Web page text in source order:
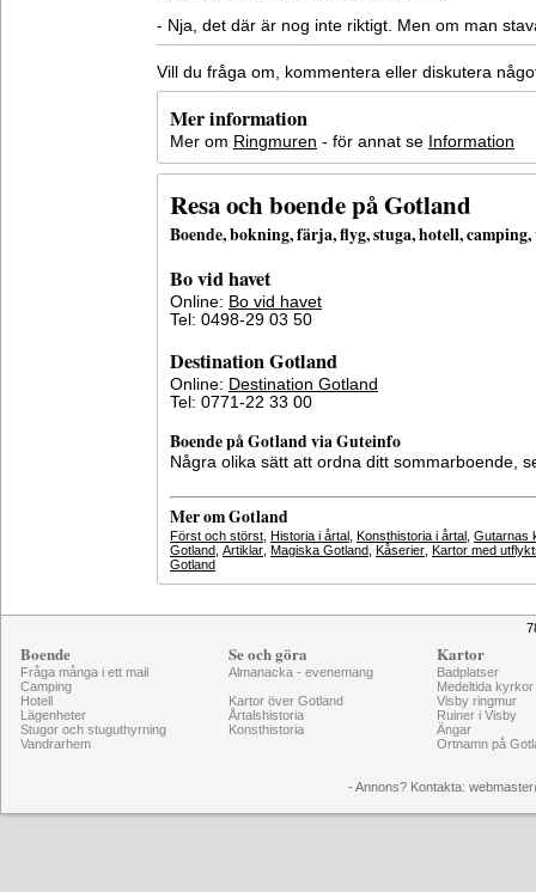
- Nja, det där är nog inte riktigt. Men om man
Vill du fråga om, kommentera eller diskutera
Mer information
Mer om Ringmuren - för annat se Information
Resa och boende på Gotland
Boende, bokning, färja, flyg, stuga, hotell,
Bo vid havet
Online: Bo vid havet
Tel: 0498-29 03 50
Destination Gotland
Online: Destination Gotland
Tel: 0771-22 33 00
Boende på Gotland via Guteinfo
Några olika sätt att ordna ditt sommarboende,
Mer om Gotland
Först och störst Historia i årtal Konsthistoria i årtal Gutarnas
Gotland Artiklar Magiska Gotland Kåserier Kartor med
Gotland
Boende
Fråga många i ett mail
Camping
Hotell
Lägenheter
Stugor och stuguthyrning
Vandrarhem
Se och göra
Almanacka - evenemang
Kartor över Gotland
Årtalshistoria
Konsthistoria
Kartor
Badplatser
Medeltida kyrkor
Visby ringmur
Ruiner i Visby
Ängar
Ortnamn på
- Annons? Kontakta: